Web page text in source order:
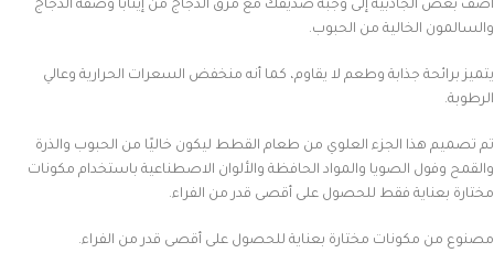
أضف بعض الجاذبية إلى وجبة صديقك مع مرق الدجاج من إينابا وصفة الدجاج
والسالمون الخالية من الحبوب.
يتميز برائحة جذابة وطعم لا يقاوم، كما أنه منخفض السعرات الحرارية وعالي
الرطوبة.
تم تصميم هذا الجزء العلوي من طعام القطط ليكون خاليًا من الحبوب والذرة
والقمح وفول الصويا والمواد الحافظة والألوان الاصطناعية باستخدام مكونات
مختارة بعناية فقط للحصول على أقصى قدر من الفراء.
مصنوع من مكونات مختارة بعناية للحصول على أقصى قدر من الفراء.